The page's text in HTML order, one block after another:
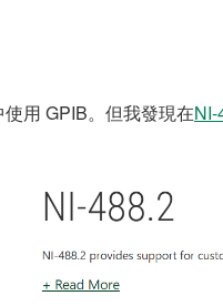
用 GPIB。但我發現在